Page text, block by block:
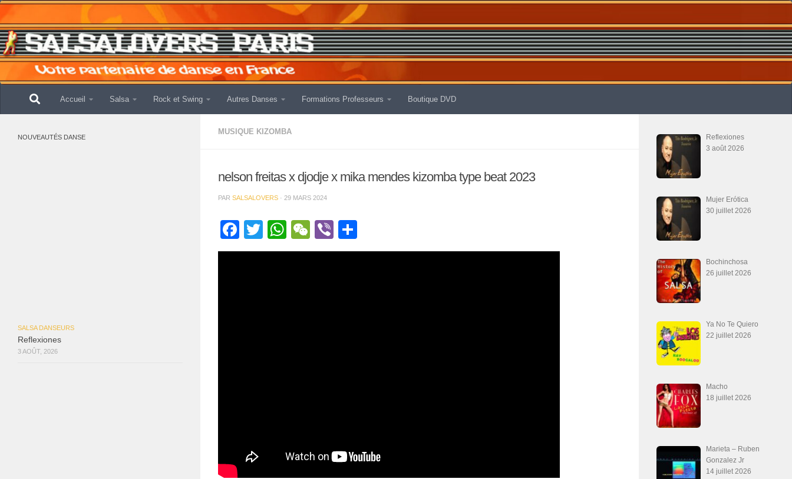
Accueil Salsa Rock et Swing Autres Danses Formations Professeurs Boutique DVD
MUSIQUE KIZOMBA
nelson freitas x djodje x mika mendes kizomba type beat 2023
PAR SALSALOVERS · 29 MARS 2024
Facebook
Twitter
WhatsApp
WeChat
Viber
NOUVEAUTÉS DANSE
SALSA DANSEURS
Reflexiones
3 AOÛT, 2026
Reflexiones
3 août 2026
Mujer Erótica
30 juillet 2026
Bochinchosa
26 juillet 2026
Ya No Te Quiero
22 juillet 2026
Macho
18 juillet 2026
Marieta – Ruben
Gonzalez Jr
14 juillet 2026